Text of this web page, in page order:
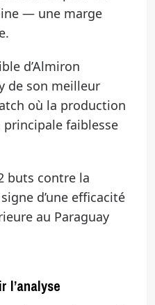
— une marge
d’Almiron
de son meilleur
où la production
faiblesse
buts contre la
d’une efficacité
au Paraguay
l’analyse